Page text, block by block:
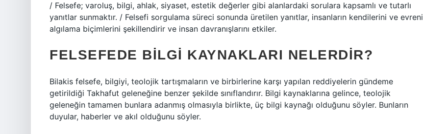
/ Felsefe; varoluş, bilgi, ahlak, siyaset, estetik değerler gibi alanlardaki sorulara kapsamlı ve tutarlı
yanıtlar sunmaktır. / Felsefi sorgulama süreci sonunda üretilen yanıtlar, insanların kendilerini ve evreni
algılama biçimlerini şekillendirir ve insan davranışlarını etkiler.
FELSEFEDE BILGI KAYNAKLARI NELERDIR?
Bilakis felsefe, bilgiyi, teolojik tartışmaların ve birbirlerine karşı yapılan reddiyelerin gündeme
getirildiği Takhafut geleneğine benzer şekilde sınıflandırır. Bilgi kaynaklarına gelince, teolojik
geleneğin tamamen bunlara adanmış olmasıyla birlikte, üç bilgi kaynağı olduğunu söyler. Bunların
duyular, haberler ve akıl olduğunu söyler.